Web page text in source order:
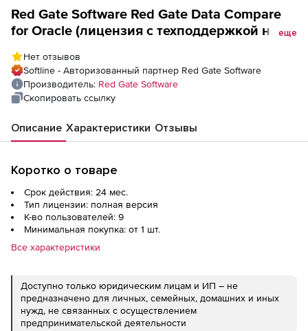
Red Gate Software Red Gate Data Compare
for Oracle (лицензия с техподдержкой на 2
еще
Нет отзывов
Softline - Авторизованный партнер Red Gate Software
Производитель: Red Gate Software
Скопировать ссылку
Описание Характеристики Отзывы
Коротко о товаре
Срок действия: 24 мес.
Тип лицензии: полная версия
К-во пользователей: 9
Минимальная покупка: от 1 шт.
Все характеристики
Доступно только юридическим лицам и ИП – не
предназначено для личных, семейных, домашних и иных
нужд, не связанных с осуществлением
предпринимательской деятельности